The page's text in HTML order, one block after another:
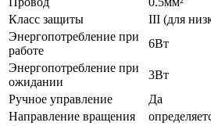
Класс защиты
III (для
Энергопотребление при
работе
6Вт
Энергопотребление при
ожидании
3Вт
Ручное управление
Да
Направление вращения